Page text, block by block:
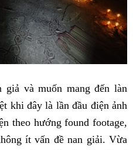
giả và muốn mang đến làn
khi đây là lần đầu điện ảnh
theo hướng found footage,
ít vấn đề nan giải. Vừa